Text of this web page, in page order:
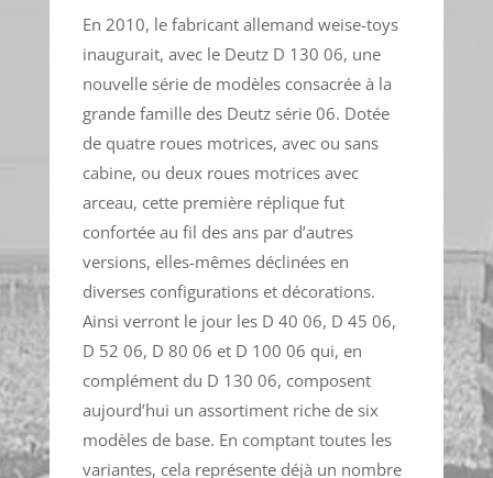
En 2010, le fabricant allemand weise-toys
inaugurait, avec le Deutz D 130 06, une
nouvelle série de modèles consacrée à la
grande famille des Deutz série 06. Dotée
de quatre roues motrices, avec ou sans
cabine, ou deux roues motrices avec
arceau, cette première réplique fut
confortée au fil des ans par d’autres
versions, elles-mêmes déclinées en
diverses configurations et décorations.
Ainsi verront le jour les D 40 06, D 45 06,
D 52 06, D 80 06 et D 100 06 qui, en
complément du D 130 06, composent
aujourd’hui un assortiment riche de six
modèles de base. En comptant toutes les
variantes, cela représente déjà un nombre